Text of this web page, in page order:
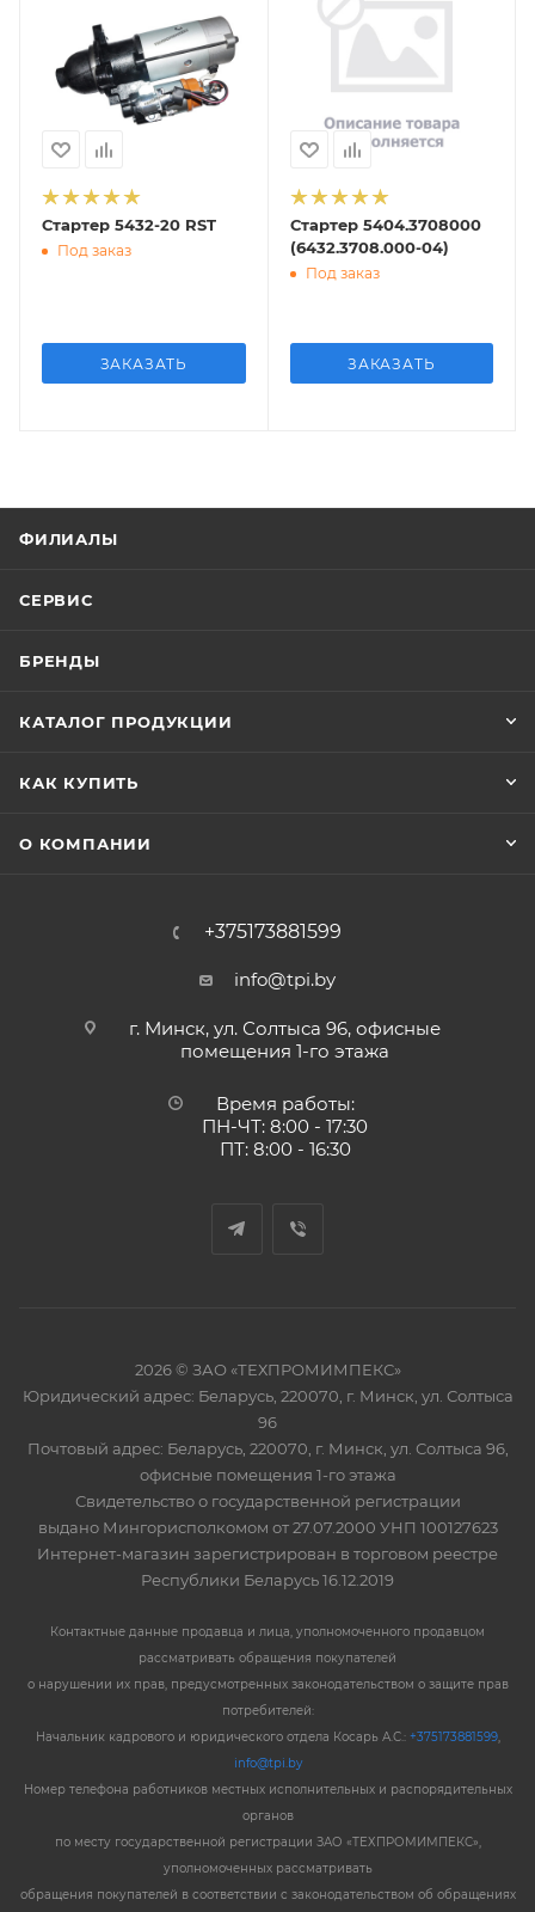
Стартер 5432-20 RST
Под заказ
ЗАКАЗАТЬ
Стартер 5404.3708000
(6432.3708.000-04)
Под заказ
ЗАКАЗАТЬ
ФИЛИАЛЫ
СЕРВИС
БРЕНДЫ
КАТАЛОГ ПРОДУКЦИИ
КАК КУПИТЬ
О КОМПАНИИ
+375173881599
info@tpi.by
г. Минск, ул. Солтыса 96, офисные
помещения 1-го этажа
Время работы:
ПН-ЧТ: 8:00 - 17:30
ПТ: 8:00 - 16:30
2026 © ЗАО «ТЕХПРОМИМПЕКС»
Юридический адрес: Беларусь, 220070, г. Минск, ул. Солтыса
96
Почтовый адрес: Беларусь, 220070, г. Минск, ул. Солтыса 96,
офисные помещения 1-го этажа
Свидетельство о государственной регистрации
выдано Мингорисполкомом от 27.07.2000 УНП 100127623
Интернет-магазин зарегистрирован в торговом реестре
Республики Беларусь 16.12.2019
Контактные данные продавца и лица, уполномоченного продавцом
рассматривать обращения покупателей
о нарушении их прав, предусмотренных законодательством о защите прав
потребителей:
Начальник кадрового и юридического отдела Косарь А.С.: +375173881599,
info@tpi.by
Номер телефона работников местных исполнительных и распорядительных
органов
по месту государственной регистрации ЗАО «ТЕХПРОМИМПЕКС»,
уполномоченных рассматривать
обращения покупателей в соответствии с законодательством об обращениях